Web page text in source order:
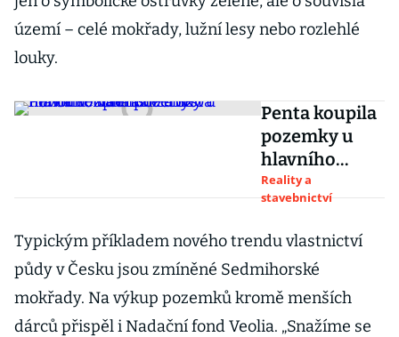
území – celé mokřady, lužní lesy nebo rozlehlé
louky.
Penta koupila
pozemky u
hlavního
nádraží za 320
milionů. Na
místě chystá
novou
rezidenční
čtvrť
Reality a
stavebnictví
Typickým příkladem nového trendu vlastnictví
půdy v Česku jsou zmíněné Sedmihorské
mokřady. Na výkup pozemků kromě menších
dárců přispěl i Nadační fond Veolia. „Snažíme se